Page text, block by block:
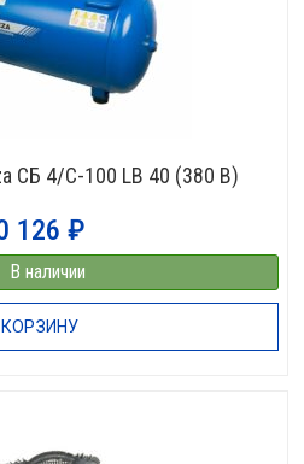
СБ 4/С-100 LB 40 (380 В)
126 ₽
наличии